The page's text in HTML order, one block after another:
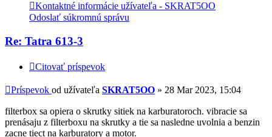
Kontaktné informácie užívateľa - SKRAT5OO
Odoslať súkromnú správu
Re: Tatra 613-3
Citovať príspevok
Príspevok od užívateľa SKRAT5OO » 28 Mar 2023, 15:04
filterbox sa opiera o skrutky sitiek na karburatoroch. vibracie sa
prenásaju z filterboxu na skrutky a tie sa nasledne uvolnia a benzin
zacne tiect na karburatory a motor.